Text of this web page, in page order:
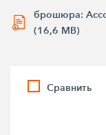
брошюра:
(16,6 MB)
Сравнить